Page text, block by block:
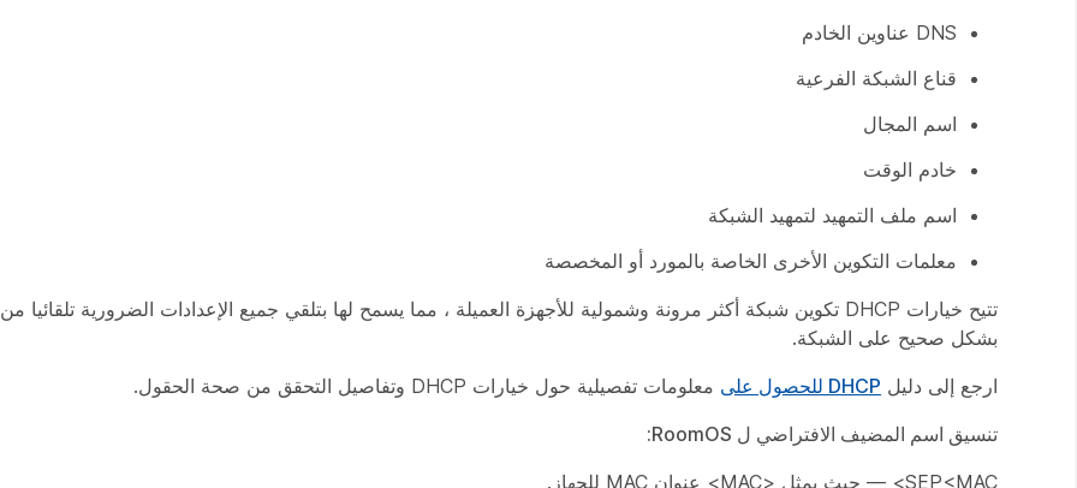
DNS عناوين الخادم
قناع الشبكة الفرعية
اسم المجال
خادم الوقت
اسم ملف التمهيد لتمهيد الشبكة
معلمات التكوين الأخرى الخاصة بالمورد أو المخصصة
بشكل صحيح على الشبكة.
ارجع إلى دليل DHCP للحصول على
معلومات تفصيلية حول خيارات DHCP وتفاصيل التحقق من صحة الحقول.
تنسيق اسم المضيف الافتراضي ل RoomOS:
SEP<MAC> — حيث يمثل <MAC> عنوان MAC للجهاز.